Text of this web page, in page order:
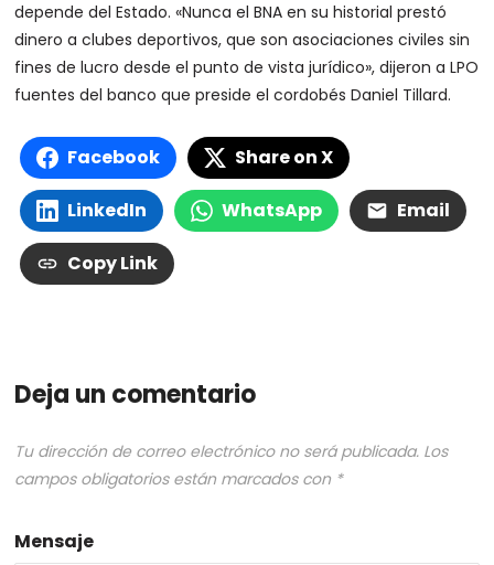
depende del Estado. «Nunca el BNA en su historial prestó
dinero a clubes deportivos, que son asociaciones civiles sin
fines de lucro desde el punto de vista jurídico», dijeron a LPO
fuentes del banco que preside el cordobés Daniel Tillard.
Facebook Share on X
LinkedIn WhatsApp Email
Copy Link
Deja un comentario
Tu dirección de correo electrónico no será publicada. Los
campos obligatorios están marcados con *
Mensaje